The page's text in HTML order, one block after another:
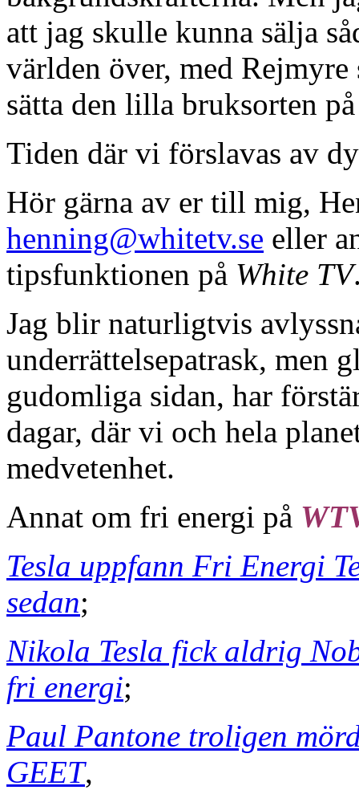
att jag skulle kunna sälja
världen över, med
sätta den lilla bruksorten
Tiden där vi förslavas av
Hör gärna av er till mig,
henning@whitetv.se eller
tipsfunktionen på White TV
Jag blir naturligtvis
underrättelsepatrask, men
gudomliga sidan, har
dagar, där vi och hela
medvetenhet.
Annat om fri energi på
Tesla uppfann Fri Energi
sedan;
Nikola Tesla fick aldrig
fri energi;
Paul Pantone troligen
GEET,